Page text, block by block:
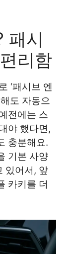
패시
리함
‘패시브 엔
도 자동으
전에는 스
야 했다면,
충분해요.
기본 사양
있어서, 앞
카키를 더